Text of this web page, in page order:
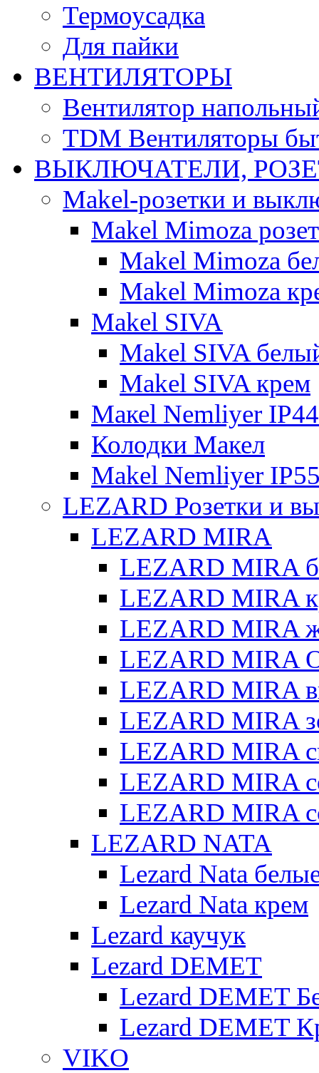
Термоусадка
Для пайки
ВЕНТИЛЯТОРЫ
Вентилятор
TDM Вентиляторы
ВЫКЛЮЧАТЕЛИ,
Makel-розетки и
Makel Mimoza
Makel Mimoza
Makel Mimoza
Makel SIVA
Makel SIVA
Makel SIVA крем
Макеl Nemliyer IP44
Колодки Макел
Makel Nemliyer
LEZARD Розетки и
LEZARD MIRA
LEZARD MIRA
LEZARD MIRA
LEZARD MIRA
LEZARD MIRA
LEZARD MIRA
LEZARD MIRA
LEZARD MIRA
LEZARD MIRA
LEZARD MIRA
LEZARD NATA
Lezard Nata
Lezard Nata крем
Lezard каучук
Lezard DEMET
Lezard DEMET
Lezard DEMET
VIKO